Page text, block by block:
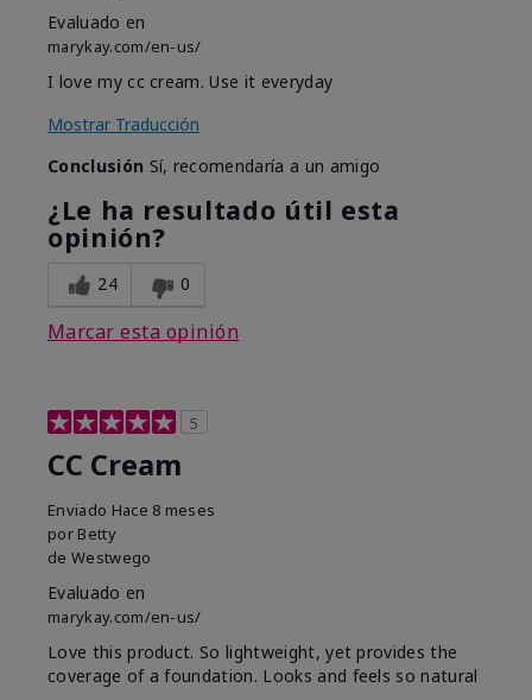
Evaluado en
marykay.com/en-us/
I love my cc cream. Use it everyday
Mostrar Traducción
Conclusión Sí, recomendaría a un amigo
¿Le ha resultado útil esta
opinión?
24 0
Marcar esta opinión
5
CC Cream
Enviado Hace 8 meses
por Betty
de Westwego
Evaluado en
marykay.com/en-us/
Love this product. So lightweight, yet provides the
coverage of a foundation. Looks and feels so natural